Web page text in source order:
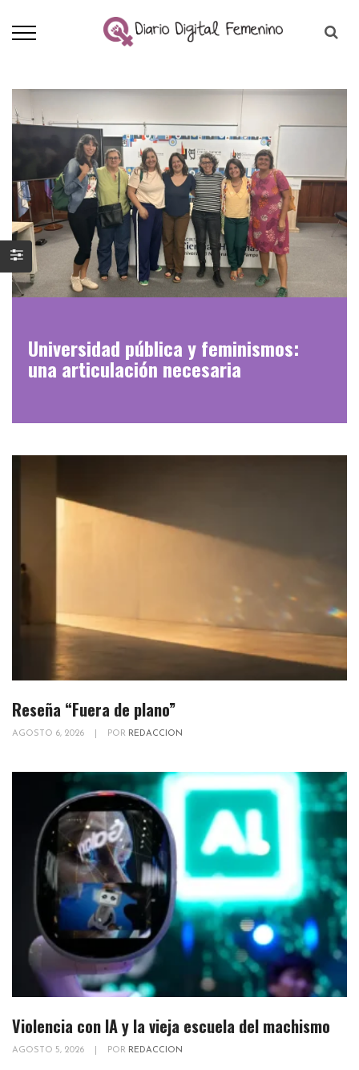
Universidad pública y feminismos:
una articulación necesaria
Reseña “Fuera de plano”
AGOSTO 6, 2026 POR REDACCION
Violencia con IA y la vieja escuela del machismo
AGOSTO 5, 2026 POR REDACCION